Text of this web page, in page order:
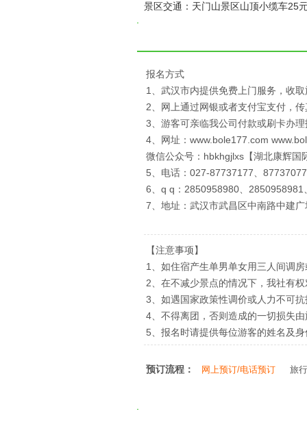
景区交通：天门山景区山顶小缆车25
报名方式
1、武汉市内提供免费上门服务，收
2、网上通过网银或者支付宝支付，
3、游客可亲临我公司付款或刷卡办
4、网址：www.bole177.com
微信公众号：hbkhgjlxs【湖北康辉国
5、电话：027-87737177、
6、q q：2850958980、
7、地址：武汉市武昌区中南路中建
【注意事项】
1、如住宿产生单男单女用三人间调
2、在不减少景点的情况下，我社有
3、如遇国家政策性调价或人力不可
4、不得离团，否则造成的一切损失
5、报名时请提供每位游客的姓名及
预订流程： 网上预订/电话预订 旅